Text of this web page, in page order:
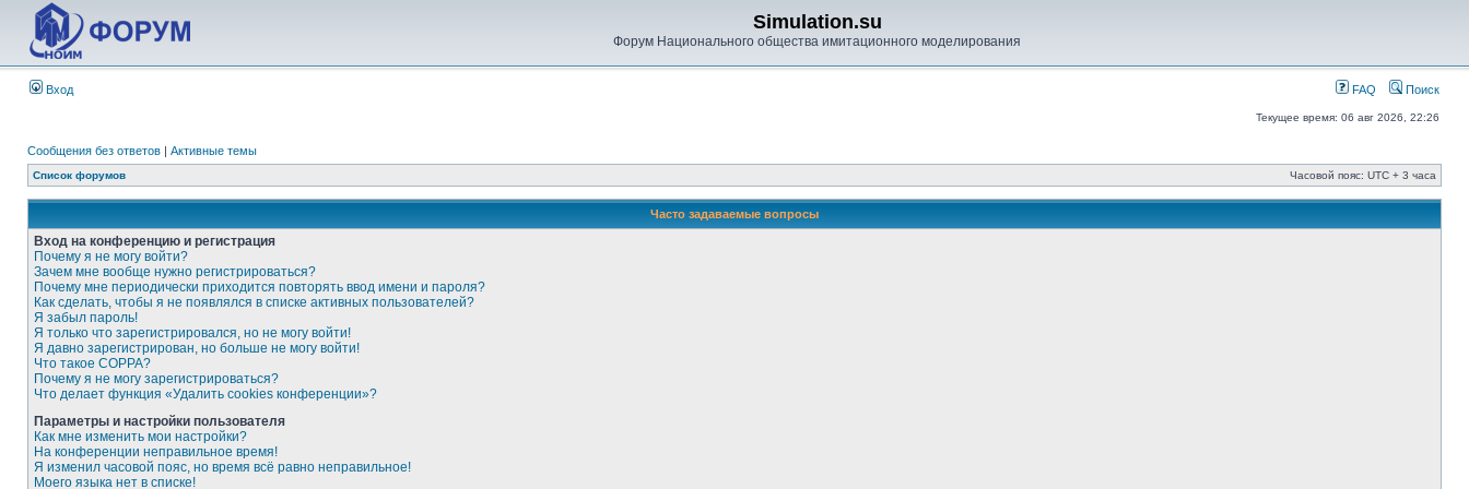
Simulation.su
Форум Национального общества имитационного моделирования
Вход FAQ Поиск
Текущее время: 06 авг 2026, 22:26
Сообщения без ответов | Активные темы
Список форумов Часовой пояс: UTC + 3 часа
Часто задаваемые вопросы
Вход на конференцию и регистрация
Почему я не могу войти?
Зачем мне вообще нужно регистрироваться?
Почему мне периодически приходится повторять ввод имени и пароля?
Как сделать, чтобы я не появлялся в списке активных пользователей?
Я забыл пароль!
Я только что зарегистрировался, но не могу войти!
Я давно зарегистрирован, но больше не могу войти!
Что такое COPPA?
Почему я не могу зарегистрироваться?
Что делает функция «Удалить cookies конференции»?
Параметры и настройки пользователя
Как мне изменить мои настройки?
На конференции неправильное время!
Я изменил часовой пояс, но время всё равно неправильное!
Моего языка нет в списке!